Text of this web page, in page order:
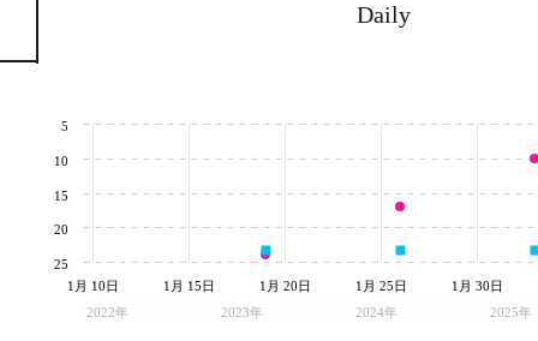
Daily
2022年 2023年 2024年 2025年
1月 10日 1月 15日 1月 20日 1月 25日 1月 30日
5
10
15
20
25